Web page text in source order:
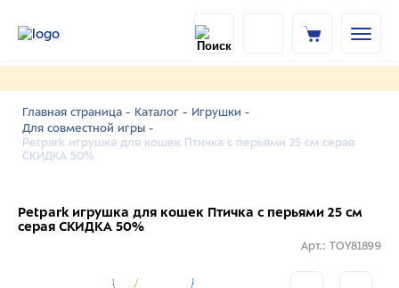
Главная страница - Каталог - Игрушки -
Для совместной игры -
Petpark игрушка для кошек Птичка с перьями 25 см серая
СКИДКА 50%
Petpark игрушка для кошек Птичка с перьями 25 см
серая СКИДКА 50%
Арт.: TOY81899